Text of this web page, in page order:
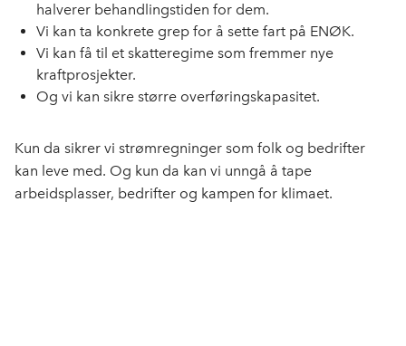
halverer behandlingstiden for dem.
Vi kan ta konkrete grep for å sette fart på ENØK.
Vi kan få til et skatteregime som fremmer nye
kraftprosjekter.
Og vi kan sikre større overføringskapasitet.
Kun da sikrer vi strømregninger som folk og bedrifter
kan leve med. Og kun da kan vi unngå å tape
arbeidsplasser, bedrifter og kampen for klimaet.